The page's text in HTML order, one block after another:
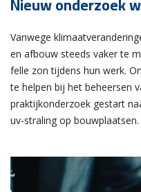
Vanwege
en afbouw steeds vaker te
felle zon tijdens hun werk.
te helpen bij het beheersen
praktijkonderzoek gestart
uv-straling op bouwplaatsen.